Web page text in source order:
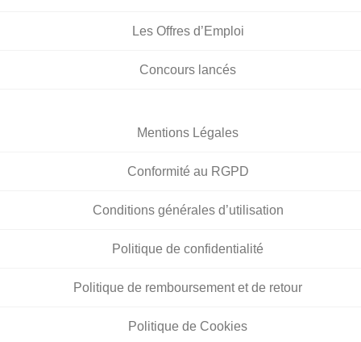
Les Offres d’Emploi
Concours lancés
Mentions Légales
Conformité au RGPD
Conditions générales d’utilisation
Politique de confidentialité
Politique de remboursement et de retour
Politique de Cookies